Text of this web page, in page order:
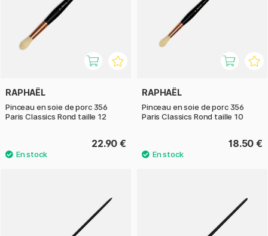
RAPHAËL
Pinceau en soie de porc 356
Paris Classics Rond taille 12
22.90 €
RAPHAËL
Pinceau en soie de porc 356
Paris Classics Rond taille 10
18.50 €